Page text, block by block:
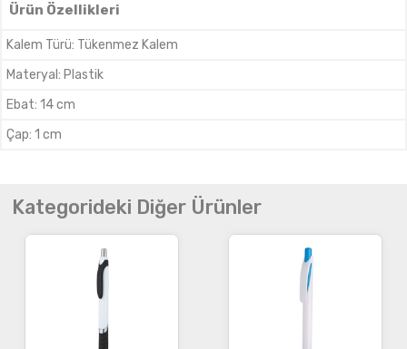
Ürün Özellikleri
Kalem Türü: Tükenmez Kalem
Materyal : Plastik
Ebat: 14 cm
Çap: 1 cm
Kategorideki Diğer Ürünler